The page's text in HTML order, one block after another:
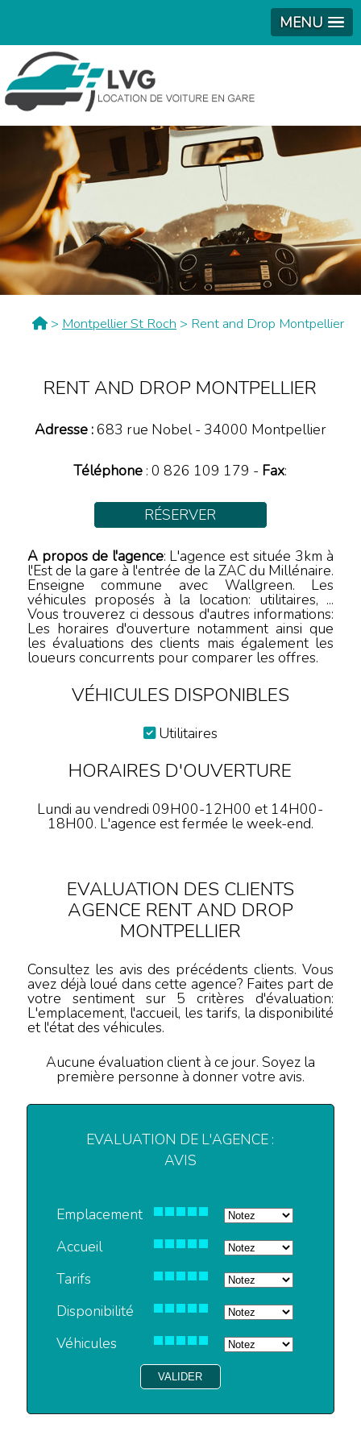
MENU
> Montpellier St Roch > Rent and Drop Montpellier
RENT AND DROP MONTPELLIER
Adresse :683 rue Nobel- 34000 Montpellier
Téléphone :0 826 109 179 - Fax:
RÉSERVER
A propos de l'agence: L'agence est située 3km à
l'Est de la gare à l'entrée de la ZAC du Millénaire.
Enseigne commune avec Wallgreen. Les
véhicules proposés à la location: utilitaires, ...
Vous trouverez ci dessous d'autres informations:
Les horaires d'ouverture notamment ainsi que
les évaluations des clients mais également les
loueurs concurrents pour comparer les offres.
VÉHICULES DISPONIBLES
Utilitaires
HORAIRES D'OUVERTURE
Lundi au vendredi 09H00-12H00 et 14H00-
18H00. L'agence est fermée le week-end.
EVALUATION DES CLIENTS
AGENCE RENT AND DROP
MONTPELLIER
Consultez les avis des précédents clients. Vous
avez déjà loué dans cette agence? Faites part de
votre sentiment sur 5 critères d'évaluation:
L'emplacement, l'accueil, les tarifs, la disponibilité
et l'état des véhicules.
Aucune évaluation client à ce jour. Soyez la
première personne à donner votre avis.
EVALUATION DE L'AGENCE :
AVIS
Emplacement
Accueil
Tarifs
Disponibilité
Véhicules